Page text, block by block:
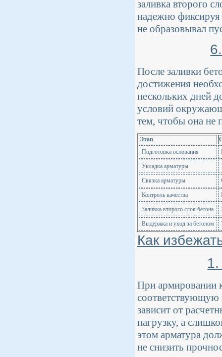
заливка второго
надежно фиксируя
не образовывал
После заливки
достижения
нескольких дней
условий
тем, чтобы она не
Этап
Подготовка основания
Укладка арматуры
Связка арматуры
Контроль качества
Заливка второго слоя бетона
Выдержка и уход за бетоном
Как
При армировании
соответствующую
зависит от
нагрузку, а
этом арматура
не снизить